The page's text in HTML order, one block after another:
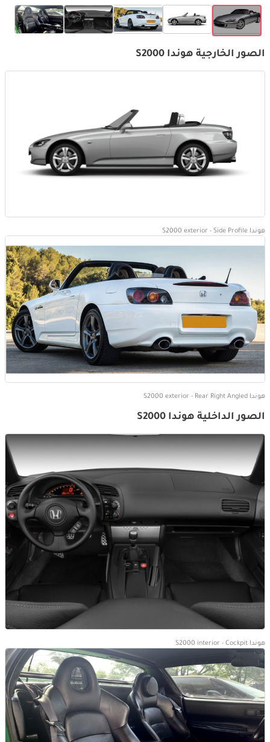
الصور الخارجية هوندا S2000
هوندا S2000 exterior - Side Profile
هوندا S2000 exterior - Rear Right Angled
الصور الداخلية هوندا S2000
هوندا S2000 interior - Cockpit